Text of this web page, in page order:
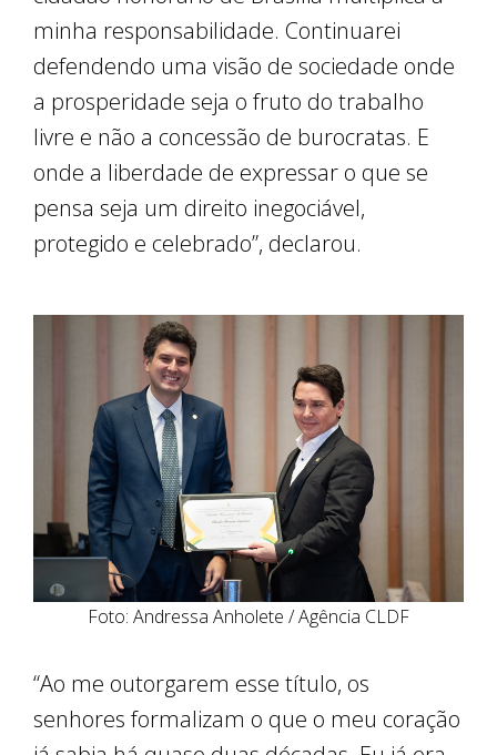
minha responsabilidade. Continuarei
defendendo uma visão de sociedade onde
a prosperidade seja o fruto do trabalho
livre e não a concessão de burocratas. E
onde a liberdade de expressar o que se
pensa seja um direito inegociável,
protegido e celebrado”, declarou.
Foto: Andressa Anholete / Agência CLDF
“Ao me outorgarem esse título, os
senhores formalizam o que o meu coração